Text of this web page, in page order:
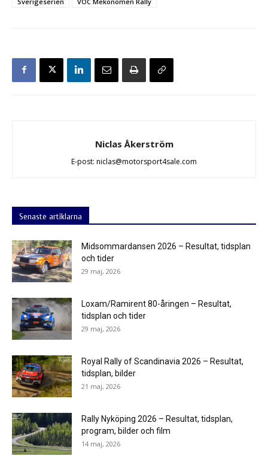
Niclas Åkerström
E-post: niclas@motorsport4sale.com
Senaste artiklarna
Midsommardansen 2026 – Resultat, tidsplan
och tider
29 maj, 2026
Loxam/Ramirent 80-åringen – Resultat,
tidsplan och tider
29 maj, 2026
Royal Rally of Scandinavia 2026 – Resultat,
tidsplan, bilder
21 maj, 2026
Rally Nyköping 2026 – Resultat, tidsplan,
program, bilder och film
14 maj, 2026